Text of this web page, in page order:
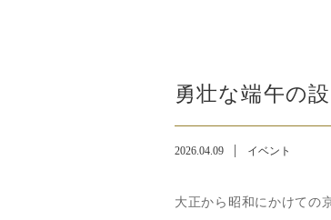
勇壮な端午の
2026.04.09 イベント
大正から昭和にかけての